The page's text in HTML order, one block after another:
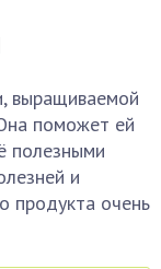
выращиваемой
поможет ей
полезными
и
продукта очень